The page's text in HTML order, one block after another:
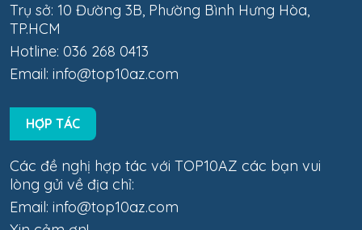
Trụ sở: 10 Đường 3B, Phường Bình Hưng Hòa,
TP.HCM
Hotline: 036 268 0413
Email: info@top10az.com
HỢP TÁC
Các đề nghị hợp tác với TOP10AZ các bạn vui
lòng gửi về địa chỉ:
Email: info@top10az.com